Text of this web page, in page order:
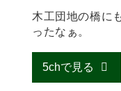
木工団地の橋に
ったなぁ。
5chで見る